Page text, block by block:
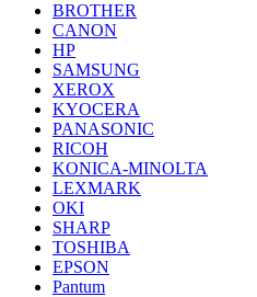
BROTHER
CANON
HP
SAMSUNG
XEROX
KYOCERA
PANASONIC
RICOH
KONICA-MINOLTA
LEXMARK
OKI
SHARP
TOSHIBA
EPSON
Pantum